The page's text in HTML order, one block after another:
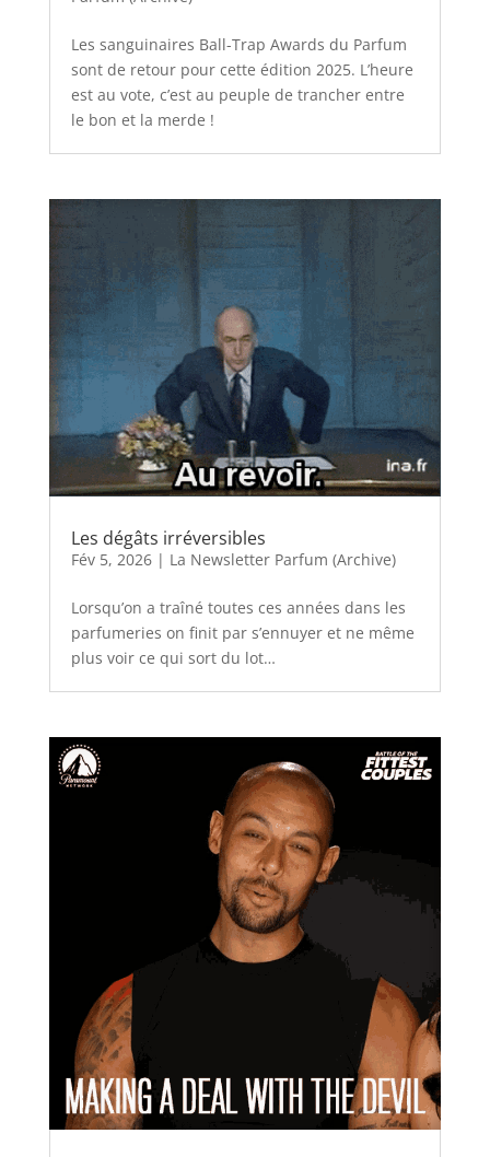
Les sanguinaires Ball-Trap Awards du Parfum
sont de retour pour cette édition 2025. L’heure
est au vote, c’est au peuple de trancher entre
le bon et la merde !
Les dégâts irréversibles
Fév 5, 2026| La Newsletter Parfum (Archive)
Lorsqu’on a traîné toutes ces années dans les
parfumeries on finit par s’ennuyer et ne même
plus voir ce qui sort du lot…